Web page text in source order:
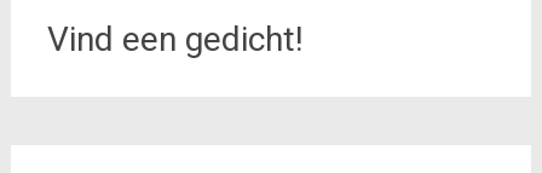
Vind een gedicht!